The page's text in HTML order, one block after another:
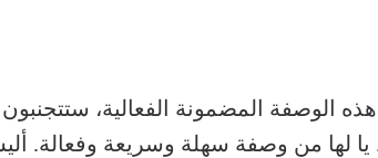
الوصفة المضمونة الفعالية،
يا لها من وصفة سهلة وسريعة وفعالة.